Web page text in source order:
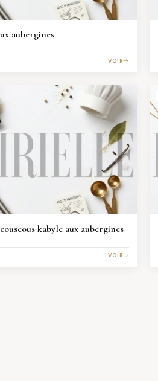
aubergines
VOIR
kabyle aux aubergines
VOIR